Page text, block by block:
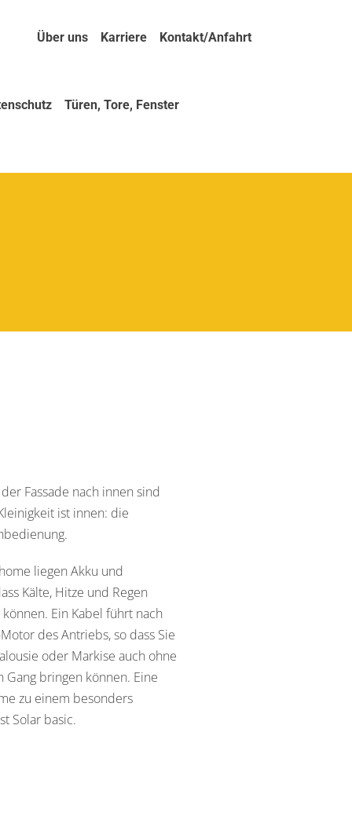
Über uns Karriere Kontakt/Anfahrt
Türen, Tore, Fenster
Fassade nach innen sind
ist innen: die
liegen Akku und
Kälte, Hitze und Regen
Ein Kabel führt nach
des Antriebs, so dass Sie
oder Markise auch ohne
bringen können. Eine
zu einem besonders
Solar basic.